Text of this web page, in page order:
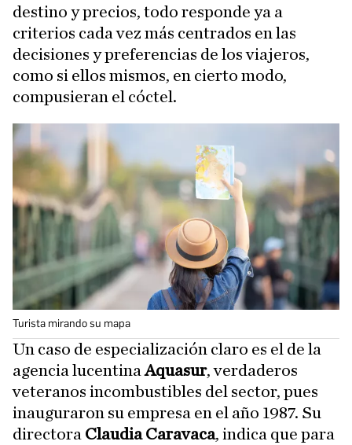
destino y precios, todo responde ya a
criterios cada vez más centrados en las
decisiones y preferencias de los viajeros,
como si ellos mismos, en cierto modo,
compusieran el cóctel.
Turista mirando su mapa
Un caso de especialización claro es el de la
agencia lucentinaAquasur, verdaderos
veteranos incombustibles del sector, pues
inauguraron su empresa en el año 1987. Su
directora Claudia Caravaca, indica que para